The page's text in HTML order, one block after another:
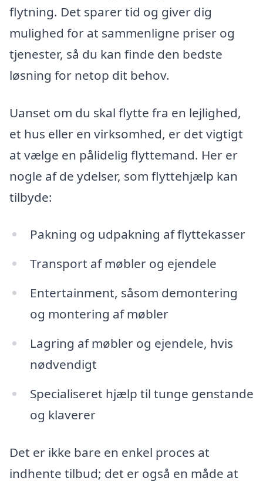
flytning. Det sparer tid og giver dig
mulighed for at sammenligne priser og
tjenester, så du kan finde den bedste
løsning for netop dit behov.
Uanset om du skal flytte fra en lejlighed,
et hus eller en virksomhed, er det vigtigt
at vælge en pålidelig flyttemand. Her er
nogle af de ydelser, som flyttehjælp kan
tilbyde:
Pakning og udpakning af flyttekasser
Transport af møbler og ejendele
Entertainment, såsom demontering
og montering af møbler
Lagring af møbler og ejendele, hvis
nødvendigt
Specialiseret hjælp til tunge genstande
og klaverer
Det er ikke bare en enkel proces at
indhente tilbud; det er også en måde at